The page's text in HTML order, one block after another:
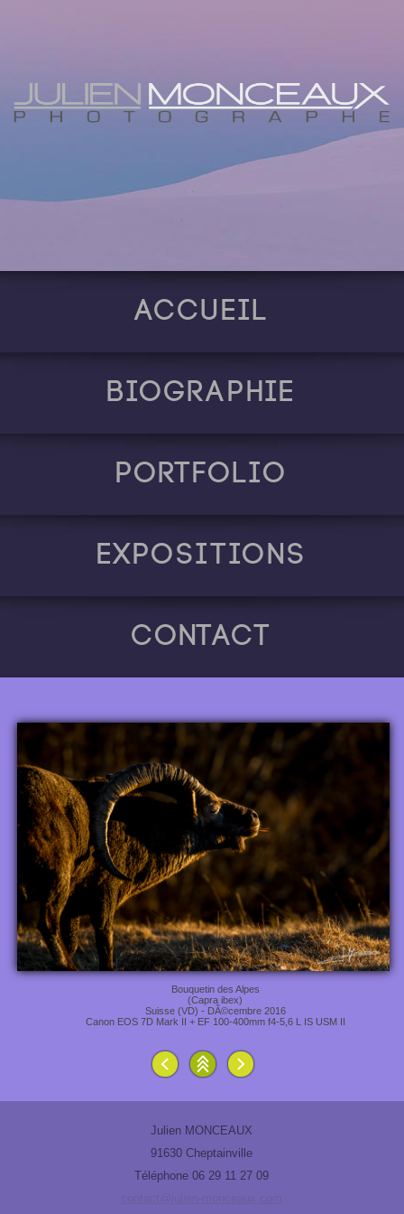
Accueil
Biographie
Portfolio
Expositions
Contact
Bouquetin des Alpes
(Capra ibex)
Suisse (VD) - DÃ©cembre 2016
Canon EOS 7D Mark II + EF 100-400mm f4-5,6 L IS USM II
Julien MONCEAUX
91630 Cheptainville
Téléphone 06 29 11 27 09
contact@julien-monceaux.com